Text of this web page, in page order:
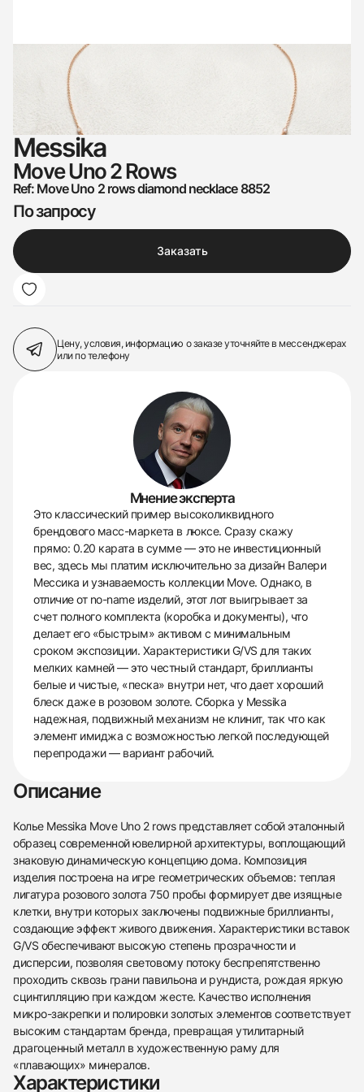
Messika
Move Uno 2 Rows
Ref: Move Uno 2 rows diamond necklace 8852
По запросу
Заказать
Цену, условия, информацию о заказеуточняйте в мессенджерах
или по телефону
Мнение эксперта
Это классический пример высоколиквидного
брендового масс-маркета в люксе. Сразу скажу
прямо: 0.20 карата в сумме — это не инвестиционный
вес, здесь мы платим исключительно за дизайн Валери
Мессика и узнаваемость коллекции Move. Однако, в
отличие от no-name изделий, этот лот выигрывает за
счет полного комплекта (коробка и документы), что
делает его «быстрым» активом с минимальным
сроком экспозиции. Характеристики G/VS для таких
мелких камней — это честный стандарт, бриллианты
белые и чистые, «песка» внутри нет, что дает хороший
блеск даже в розовом золоте. Сборка у Messika
надежная, подвижный механизм не клинит, так что как
элемент имиджа с возможностью легкой последующей
перепродажи — вариант рабочий.
Описание
Колье Messika Move Uno 2 rows представляет собой эталонный
образец современной ювелирной архитектуры, воплощающий
знаковую динамическую концепцию дома. Композиция
изделия построена на игре геометрических объемов: теплая
лигатура розового золота 750 пробы формирует две изящные
клетки, внутри которых заключены подвижные бриллианты,
создающие эффект живого движения. Характеристики вставок
G/VS обеспечивают высокую степень прозрачности и
дисперсии, позволяя световому потоку беспрепятственно
проходить сквозь грани павильона и рундиста, рождая яркую
сцинтилляцию при каждом жесте. Качество исполнения
микро-закрепки и полировки золотых элементов соответствует
высоким стандартам бренда, превращая утилитарный
драгоценный металл в художественную раму для
«плавающих» минералов.
Характеристики